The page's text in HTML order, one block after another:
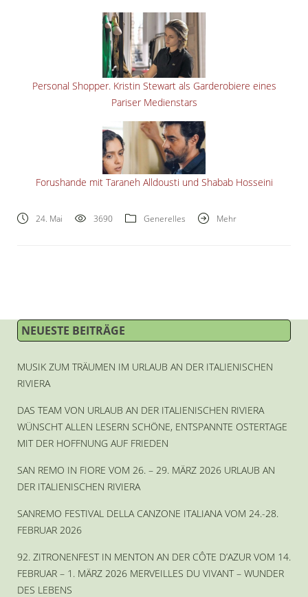
Personal Shopper. Kristin Stewart als Garderobiere eines
Pariser Medienstars
Forushande mit Taraneh Alldousti und Shabab Hosseini
24. Mai 3690 Generelles Mehr
NEUESTE BEITRÄGE
MUSIK ZUM TRÄUMEN IM URLAUB AN DER ITALIENISCHEN
RIVIERA
DAS TEAM VON URLAUB AN DER ITALIENISCHEN RIVIERA
WÜNSCHT ALLEN LESERN SCHÖNE, ENTSPANNTE OSTERTAGE
MIT DER HOFFNUNG AUF FRIEDEN
SAN REMO IN FIORE VOM 26. – 29. MÄRZ 2026 URLAUB AN
DER ITALIENISCHEN RIVIERA
SANREMO FESTIVAL DELLA CANZONE ITALIANA VOM 24.-28.
FEBRUAR 2026
92. ZITRONENFEST IN MENTON AN DER CÔTE D’AZUR VOM 14.
FEBRUAR – 1. MÄRZ 2026 MERVEILLES DU VIVANT – WUNDER
DES LEBENS